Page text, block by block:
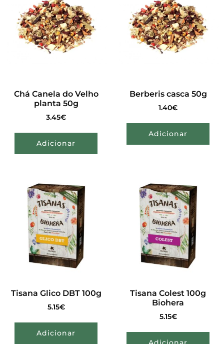
Chá Canela do Velho
planta 50g
3.45€
Adicionar
Berberis casca 50g
1.40€
Adicionar
Tisana Glico DBT 100g
5.15€
Adicionar
Tisana Colest 100g
Biohera
5.15€